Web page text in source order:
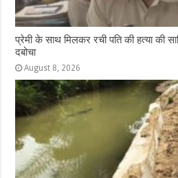
प्रेमी के साथ मिलकर रची पति की हत्या की
दबोचा
August 8, 2026